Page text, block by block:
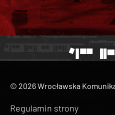
© 2026 Wrocławska
Regulamin strony